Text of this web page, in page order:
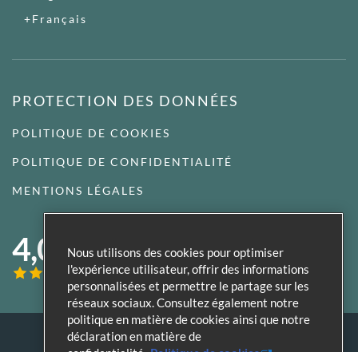
Français
PROTECTION DES DONNÉES
POLITIQUE DE COOKIES
POLITIQUE DE CONFIDENTIALITÉ
MENTIONS LÉGALES
4,0
Nous utilisons des cookies pour optimiser
l'expérience utilisateur, offrir des informations
personnalisées et permettre le partage sur les
réseaux sociaux. Consultez également notre
politique en matière de cookies ainsi que notre
déclaration en matière de